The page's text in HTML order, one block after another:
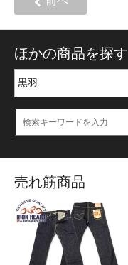
ほかの商品を探す
売れ筋商品